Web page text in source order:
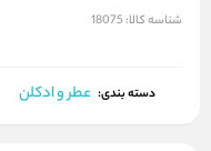
شناسه کالا: 18075
دسته بندی: عطر و ادکلن